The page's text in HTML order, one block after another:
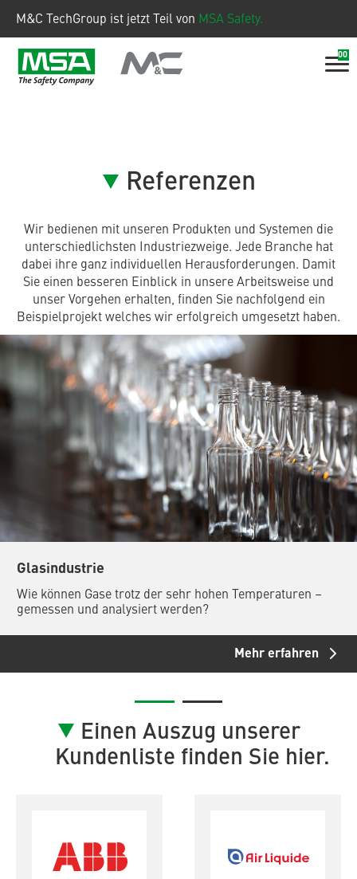
M&C TechGroup ist jetzt Teil von MSA Safety.
00
Referenzen
Wir bedienen mit unseren Produkten und Systemen die
unterschiedlichsten Industriezweige. Jede Branche hat
dabei ihre ganz individuellen Herausforderungen. Damit
Sie einen besseren Einblick in unsere Arbeitsweise und
unser Vorgehen erhalten, finden Sie nachfolgend ein
Beispielprojekt welches wir erfolgreich umgesetzt haben.
Glasindustrie
Wie können Gase trotz der sehr hohen Temperaturen –
gemessen und analysiert werden?
Mehr erfahren
Einen Auszug unserer
Kundenliste finden Sie hier.